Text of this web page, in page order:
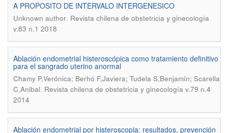
A PROPOSITO DE INTERVALO INTERGENESICO
Unknown author. Revista chilena de obstetricia y ginecología
v.83 n.1 2018
Ablación endometrial histeroscópica como tratamiento definitivo
para el sangrado uterino anormal
Chamy P,Verónica; Berhó F,Javiera; Tudela S,Benjamín; Scarella
C,Anibal. Revista chilena de obstetricia y ginecología v.79 n.4
2014
Ablación endometrial por histeroscopia: resultados, prevención